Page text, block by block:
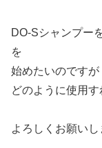
DO-Sシャンプー
を
始めたいのです
どのように使用
よろしくお願いし